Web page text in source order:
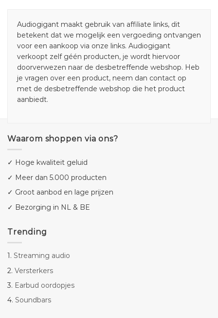
Audiogigant maakt gebruik van affiliate links, dit
betekent dat we mogelijk een vergoeding ontvangen
voor een aankoop via onze links. Audiogigant
verkoopt zelf géén producten, je wordt hiervoor
doorverwezen naar de desbetreffende webshop. Heb
je vragen over een product, neem dan contact op
met de desbetreffende webshop die het product
aanbiedt.
Waarom shoppen via ons?
✓ Hoge kwaliteit geluid
✓ Meer dan 5.000 producten
✓ Groot aanbod en lage prijzen
✓ Bezorging in NL & BE
Trending
1. Streaming audio
2. Versterkers
3. Earbud oordopjes
4. Soundbars